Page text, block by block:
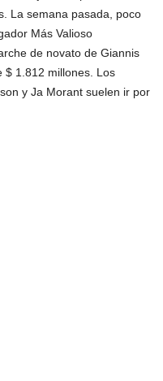
La semana pasada, poco
Más Valioso
de novato de Giannis
$ 1.812 millones. Los
y Ja Morant suelen ir por